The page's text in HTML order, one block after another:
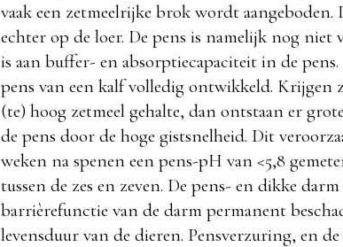
vaak een zetmeelrijke brok wordt
echter op de loer. De pens is namelijk nog
is aan buffer- en absorptiecapaciteit in de
pens van een kalf volledig ontwikkeld. Krijgen
(te) hoog zetmeel gehalte, dan ontstaan er
de pens door de hoge gistsnelheid. Dit
weken na spenen een pens-pH van <5,8
tussen de zes en zeven. De pens- en dikke
barrièrefunctie van de darm permanent
levensduur van de dieren. Pensverzuring, en